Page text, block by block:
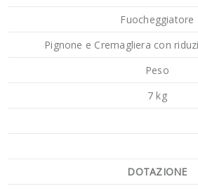
Fuocheggiatore
Pignone e Cremagliera con
Peso
7 kg
DOTAZIONE